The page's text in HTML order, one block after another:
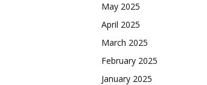
May 2025
April 2025
March 2025
February 2025
January 2025